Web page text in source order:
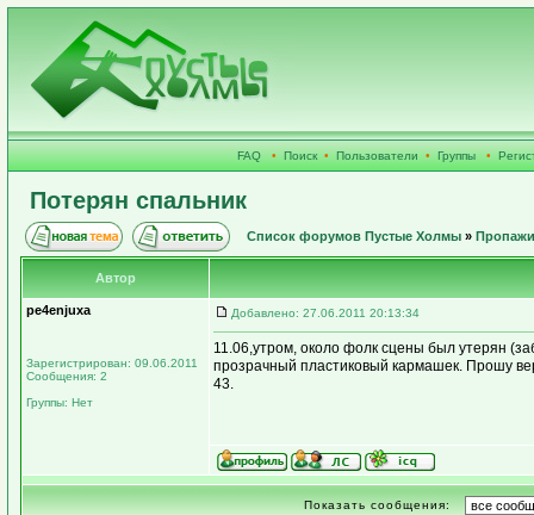
FAQ • Поиск • Пользователи • Группы •
Потерян спальник
Список форумов Пустые Холмы »
Автор
pe4enjuxa
Зарегистрирован: 09.06.2011
Сообщения: 2
Группы: Нет
Добавлено: 27.06.2011 20:13:34
11.06,утром, около фолк сцены был утерян
прозрачный пластиковый кармашек. Прошу
43.
Показать сообщения: